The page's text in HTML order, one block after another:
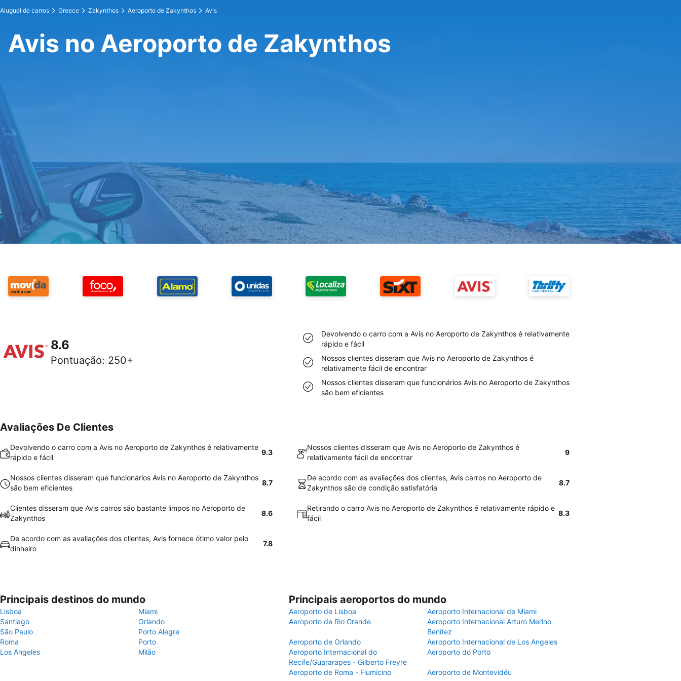
Aluguel de carros Greece Zakynthos Aeroporto de Zakynthos Avis
Avis no Aeroporto de Zakynthos
8.6
Pontuação: 250+
Devolvendo o carro com a Avis no Aeroporto de Zakynthos é relativamente
rápido e fácil
Nossos clientes disseram que Avis no Aeroporto de Zakynthos é
relativamente fácil de encontrar
Nossos clientes disseram que funcionários Avis no Aeroporto de Zakynthos
são bem eficientes
Avaliações De Clientes
Devolvendo o carro com a Avis no Aeroporto de Zakynthos é relativamente
rápido e fácil
9.3
Nossos clientes disseram que Avis no Aeroporto de Zakynthos é
relativamente fácil de encontrar
9
Nossos clientes disseram que funcionários Avis no Aeroporto de Zakynthos
são bem eficientes
8.7
De acordo com as avaliações dos clientes, Avis carros no Aeroporto de
Zakynthos são de condição satisfatória
8.7
Clientes disseram que Avis carros são bastante limpos no Aeroporto de
Zakynthos
8.6
Retirando o carro Avis no Aeroporto de Zakynthos é relativamente rápido e
fácil
8.3
De acordo com as avaliações dos clientes, Avis fornece ótimo valor pelo
dinheiro
7.8
Principais destinos do mundo
Lisboa
Miami
Santiago
Orlando
São Paulo
Porto Alegre
Roma
Porto
Los Angeles
Milão
Principais aeroportos do mundo
Aeroporto de Lisboa
Aeroporto Internacional de Miami
Aeroporto de Rio Grande
Aeroporto Internacional Arturo Merino
Benítez
Aeroporto de Orlando
Aeroporto Internacional de Los Angeles
Aeroporto Internacional do
Recife/Guararapes - Gilberto Freyre
Aeroporto do Porto
Aeroporto de Roma - Fiumicino Aeroporto de Montevidéu